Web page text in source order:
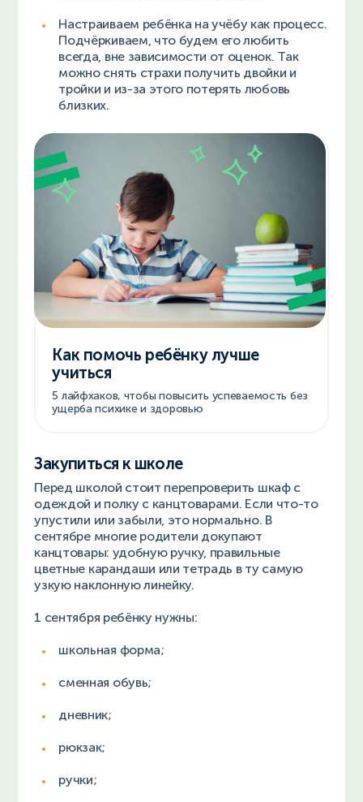
Настраиваем ребёнка на учёбу как процесс.
Подчёркиваем, что будем его любить
всегда, вне зависимости от оценок. Так
можно снять страхи получить двойки и
тройки и из-за этого потерять любовь
близких.
Как помочь ребёнку лучше
учиться
5 лайфхаков, чтобы повысить успеваемость без
ущерба психике и здоровью
Закупиться к школе
Перед школой стоит перепроверить шкаф с
одеждой и полку с канцтоварами. Если что-то
упустили или забыли, это нормально. В
сентябре многие родители докупают
канцтовары: удобную ручку, правильные
цветные карандаши или тетрадь в ту самую
узкую наклонную линейку.
1 сентября ребёнку нужны:
школьная форма;
сменная обувь;
дневник;
рюкзак;
ручки;